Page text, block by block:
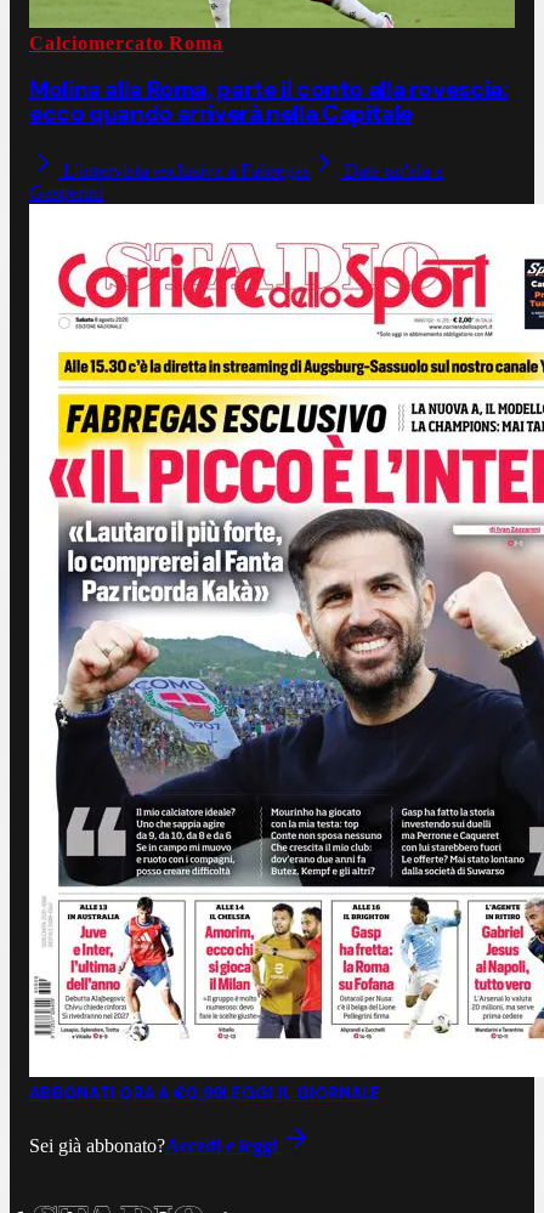
Calciomercato Roma
Molina alla Roma, parte il conto alla rovescia:
ecco quando arriverà nella Capitale
L'intervista esclusiva a Fabregas
Date un'ala a
Gasperini
ABBONATI ORA A €0,99LEGGI IL GIORNALE
Sei già abbonato?Accedi e leggi